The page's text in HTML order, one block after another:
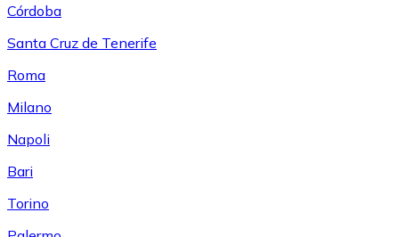
Córdoba
Santa Cruz de Tenerife
Roma
Milano
Napoli
Bari
Torino